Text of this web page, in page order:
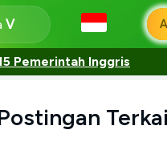
Pemerintah Inggris